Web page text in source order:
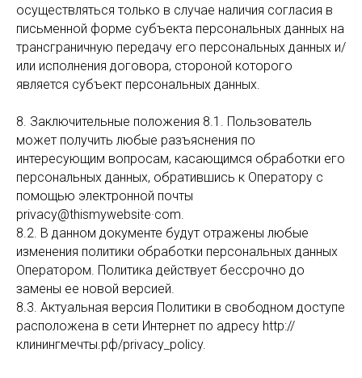
осуществляться только в случае наличия согласия в
письменной форме субъекта персональных данных на
трансграничную передачу его персональных данных и/
или исполнения договора, стороной которого
является субъект персональных данных.
8. Заключительные положения 8.1. Пользователь
может получить любые разъяснения по
интересующим вопросам, касающимся обработки его
персональных данных, обратившись к Оператору с
помощью электронной почты
privacy@thismywebsite·com.
8.2. В данном документе будут отражены любые
изменения политики обработки персональных данных
Оператором. Политика действует бессрочно до
замены ее новой версией.
8.3. Актуальная версия Политики в свободном доступе
расположена в сети Интернет по адресу http://
клинингмечты.рф/privacy_policy.